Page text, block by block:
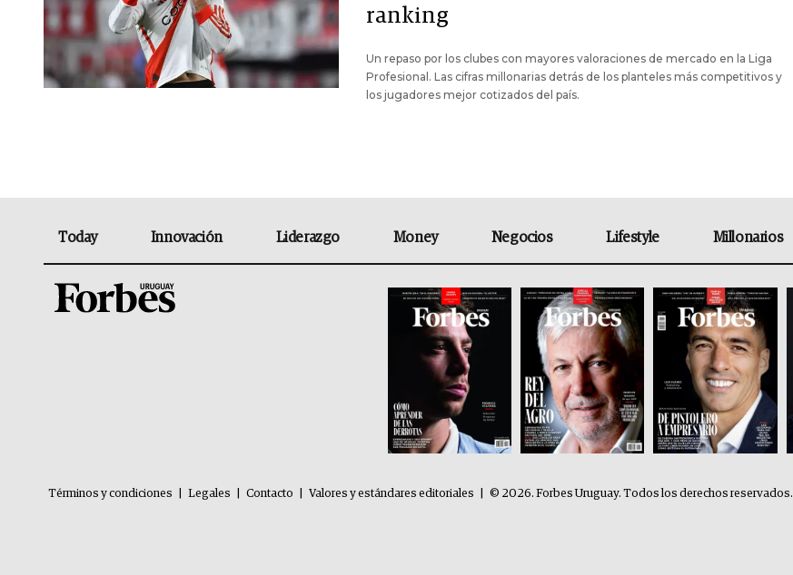
ranking
Un repaso por los clubes con mayores valoraciones de mercado en la Liga
Profesional. Las cifras millonarias detrás de los planteles más competitivos y
los jugadores mejor cotizados del país.
Today Innovación Liderazgo Money Negocios Lifestyle Millonarios
Términos y condiciones Legales Contacto Valores y estándares editoriales © 2026. Forbes Uruguay. Todos los derechos reservados.